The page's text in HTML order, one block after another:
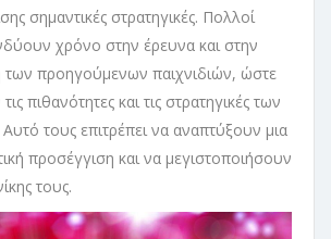
σημαντικές στρατηγικές. Πολλοί
χρόνο στην έρευνα και στην
προηγούμενων παιχνιδιών, ώστε
πιθανότητες και τις στρατηγικές των
τους επιτρέπει να αναπτύξουν μια
προσέγγιση και να μεγιστοποιήσουν
τους.